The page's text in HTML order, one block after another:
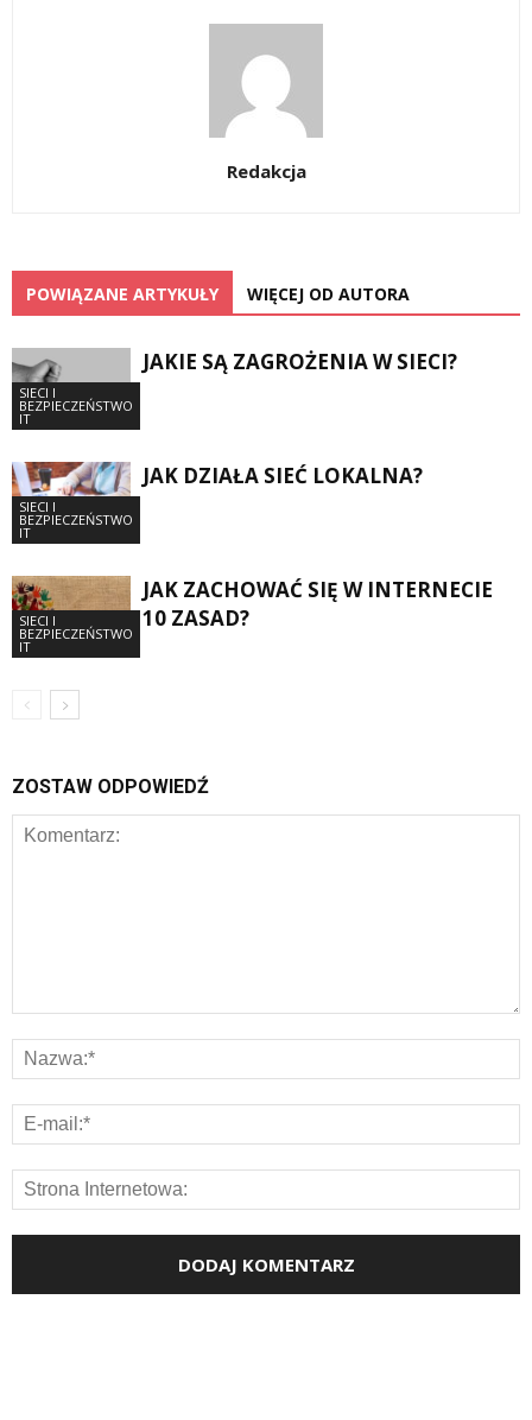
Redakcja
POWIĄZANE ARTYKUŁY WIĘCEJ OD AUTORA
SIECI I
BEZPIECZEŃSTWO
IT
JAKIE SĄ ZAGROŻENIA W SIECI?
SIECI I
BEZPIECZEŃSTWO
IT
JAK DZIAŁA SIEĆ LOKALNA?
SIECI I
BEZPIECZEŃSTWO
IT
JAK ZACHOWAĆ SIĘ W INTERNECIE
10 ZASAD?
ZOSTAW ODPOWIEDŹ